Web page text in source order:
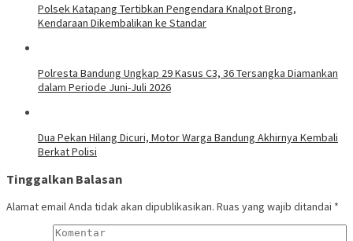
Polsek Katapang Tertibkan Pengendara Knalpot Brong,
Kendaraan Dikembalikan ke Standar
Polresta Bandung Ungkap 29 Kasus C3, 36 Tersangka Diamankan
dalam Periode Juni-Juli 2026
Dua Pekan Hilang Dicuri, Motor Warga Bandung Akhirnya Kembali
Berkat Polisi
Tinggalkan Balasan
Alamat email Anda tidak akan dipublikasikan. Ruas yang wajib ditandai *